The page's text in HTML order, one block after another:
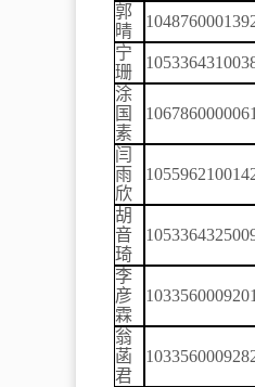
郭
晴
宁
珊
涂
国
素
闫
雨
欣
胡
音
琦
李
彦
霖
翁
菡
君